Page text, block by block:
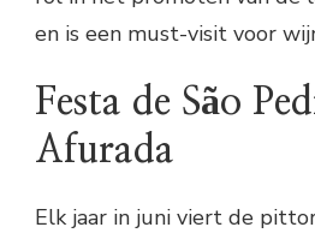
en is een must-visit voor
Festa de São
Afurada
Elk jaar in juni viert de